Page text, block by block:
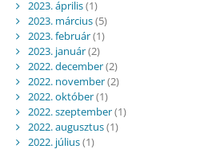
2023. április(1)
2023. március(5)
2023. február(1)
2023. január(2)
2022. december(2)
2022. november(2)
2022. október(1)
2022. szeptember(1)
2022. augusztus(1)
2022. július(1)